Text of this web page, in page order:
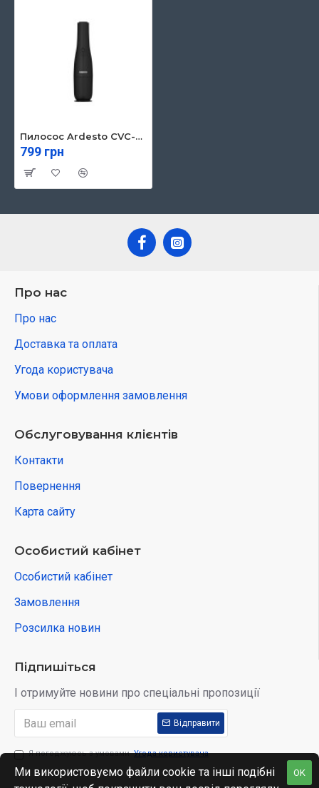
Пилосос Ardesto CVC-D02PB
799 грн
Про нас
Про нас
Доставка та оплата
Угода користувача
Умови оформлення замовлення
Обслуговування клієнтів
Контакти
Повернення
Карта сайту
Особистий кабінет
Особистий кабінет
Замовлення
Розсилка новин
Підпишіться
І отримуйте новини про спеціальні пропозиції
Відправити
Я погоджуюсь з умовами Угода користувача
OK
Ми використовуємо файли cookie та інші подібні